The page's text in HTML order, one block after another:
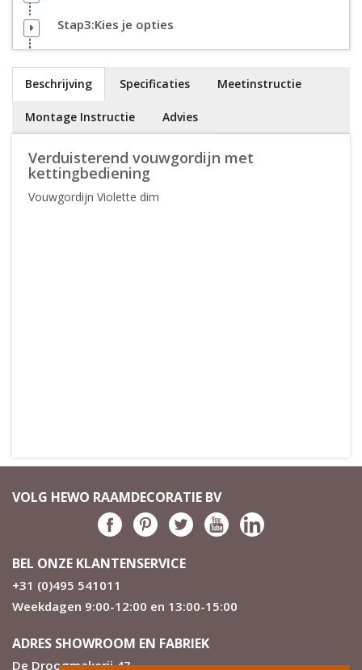
Stap3:Kies je opties
Beschrijving Specificaties Meetinstructie
Montage Instructie Advies
Verduisterend vouwgordijn met
kettingbediening
Vouwgordijn Violette dim
VOLG HEWO RAAMDECORATIE BV
BEL ONZE KLANTENSERVICE
+31 (0)495 541011
Weekdagen 9:00-12:00 en 13:00-15:00
ADRES SHOWROOM EN FABRIEK
De Droogmakerij 47